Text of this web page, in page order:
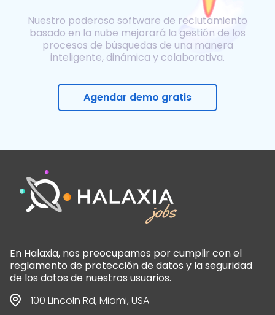
Nuestro poderoso software de reclutamiento
basado en la nube mejorará la gestión de los
procesos de búsquedas de una manera
inteligente, dinámica y colaborativa.
Agendar demo gratis
En Halaxia, nos preocupamos por cumplir con el
reglamento de protección de datos y la seguridad
de los datos de nuestros usuarios.
100 Lincoln Rd, Miami, USA